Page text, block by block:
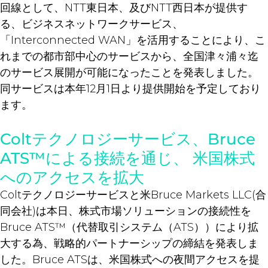
回線として、NTT東日本、及びNTT西日本が提供す
る、ビジネスネットワークサービス、
「Interconnected WAN」を活用することにより、こ
れまでの都市部中心のサービスから、全国津々浦々迄
のサービス展開が可能になったことを発表しました。
同サービスは本年12月1日より提供開始を予定しており
ます。
Coltテクノロジーサービス、Bruce
ATS™による接続を通じ、 米国株式
へのアクセスを拡大
Coltテクノロジーサービスと米Bruce Markets LLC(合
同会社)は本日、株式市場ソリューションの接続性を
Bruce ATS™（代替取引システム（ATS））により拡
大する為、戦略的パートナーシップの締結を発表しま
した。Bruce ATSは、米国株式への夜間アクセスを提